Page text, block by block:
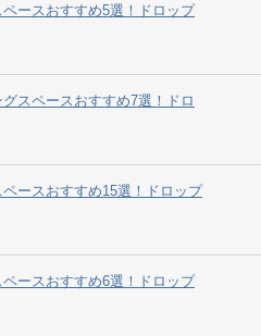
ースおすすめ5選！ドロップ
スペースおすすめ7選！ドロ
ースおすすめ15選！ドロップ
ースおすすめ6選！ドロップ